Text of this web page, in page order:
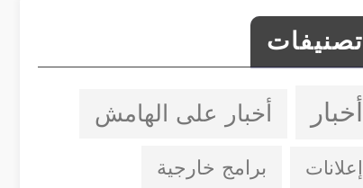
تصنيفات
أخبار أخبار على الهامش
إعلانات برامج خارجية